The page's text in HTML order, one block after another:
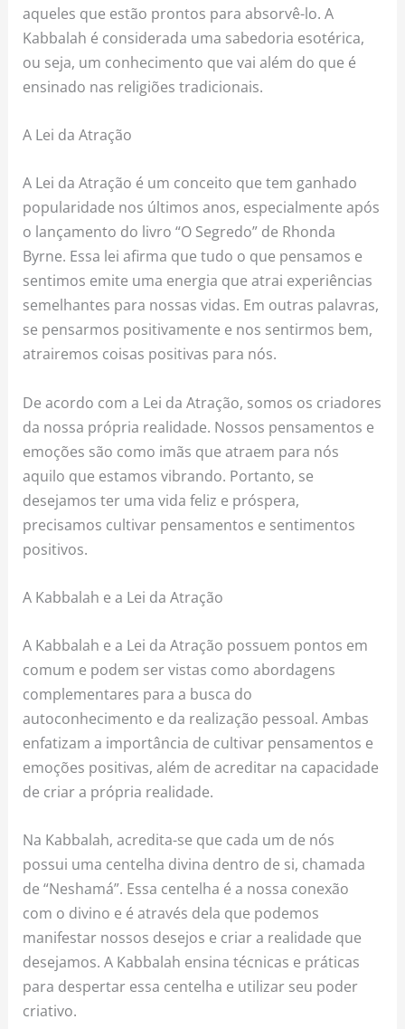
aqueles que estão prontos para absorvê-lo. A
Kabbalah é considerada uma sabedoria esotérica,
ou seja, um conhecimento que vai além do que é
ensinado nas religiões tradicionais.
A Lei da Atração
A Lei da Atração é um conceito que tem ganhado
popularidade nos últimos anos, especialmente após
o lançamento do livro “O Segredo” de Rhonda
Byrne. Essa lei afirma que tudo o que pensamos e
sentimos emite uma energia que atrai experiências
semelhantes para nossas vidas. Em outras palavras,
se pensarmos positivamente e nos sentirmos bem,
atrairemos coisas positivas para nós.
De acordo com a Lei da Atração, somos os criadores
da nossa própria realidade. Nossos pensamentos e
emoções são como imãs que atraem para nós
aquilo que estamos vibrando. Portanto, se
desejamos ter uma vida feliz e próspera,
precisamos cultivar pensamentos e sentimentos
positivos.
A Kabbalah e a Lei da Atração
A Kabbalah e a Lei da Atração possuem pontos em
comum e podem ser vistas como abordagens
complementares para a busca do
autoconhecimento e da realização pessoal. Ambas
enfatizam a importância de cultivar pensamentos e
emoções positivas, além de acreditar na capacidade
de criar a própria realidade.
Na Kabbalah, acredita-se que cada um de nós
possui uma centelha divina dentro de si, chamada
de “Neshamá”. Essa centelha é a nossa conexão
com o divino e é através dela que podemos
manifestar nossos desejos e criar a realidade que
desejamos. A Kabbalah ensina técnicas e práticas
para despertar essa centelha e utilizar seu poder
criativo.